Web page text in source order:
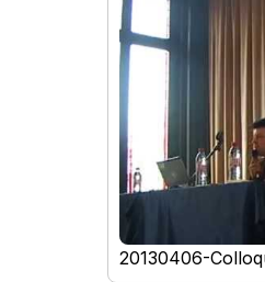
20130406-